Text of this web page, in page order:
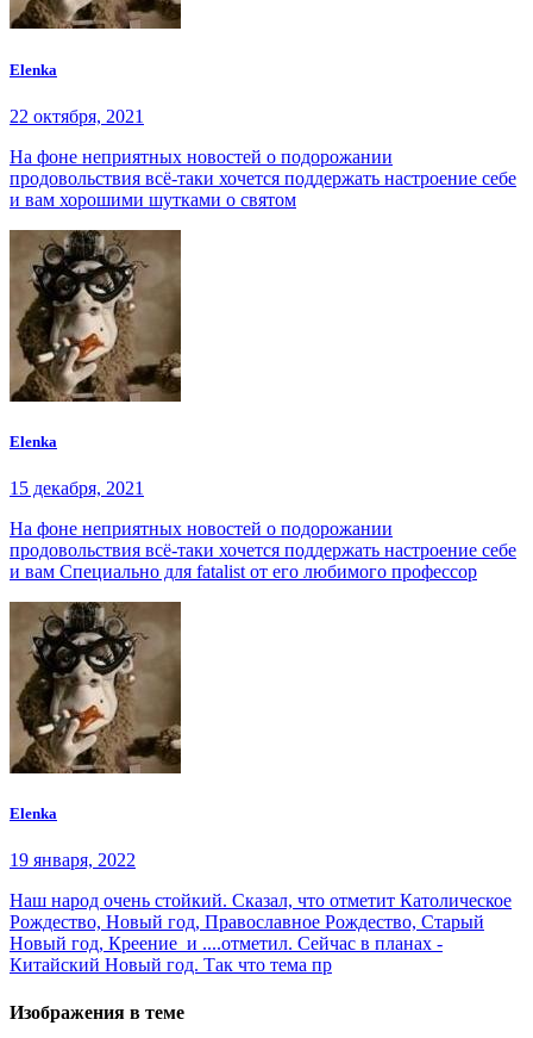
Elenka
22 октября, 2021
На фоне неприятных новостей о подорожании
продовольствия всё-таки хочется поддержать настроение себе
и вам хорошими шутками о святом
Elenka
15 декабря, 2021
На фоне неприятных новостей о подорожании
продовольствия всё-таки хочется поддержать настроение себе
и вам Специально для fatalist от его любимого профессор
Elenka
19 января, 2022
Наш народ очень стойкий. Сказал, что отметит Католическое
Рождество, Новый год, Православное Рождество, Старый
Новый год, Креение и ....отметил. Сейчас в планах -
Китайский Новый год. Так что тема пр
Изображения в теме